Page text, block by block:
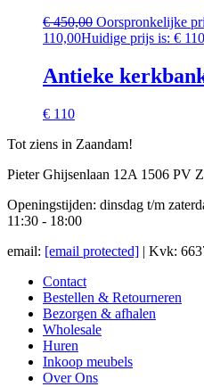
€450,00 Oorspronkelijke
110,00Huidige prijs is: €
Antieke
€ 110
Tot ziens in Zaandam!
Pieter Ghijsenlaan 12A 1506 PV
Openingstijden: dinsdag t/m
11:30 - 18:00
email: [email protected] | Kvk:
Contact
Bestellen & Retourneren
Bezorgen & afhalen
Wholesale
Huren
Inkoop meubels
Over Ons